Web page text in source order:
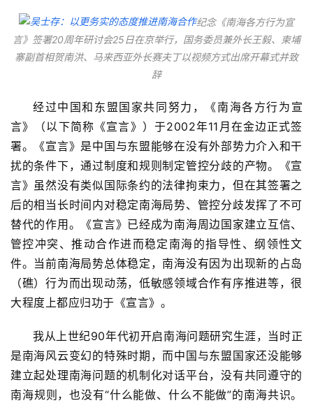
纪念《南海各方行为宣
言》签署20周年研讨会25日在京举行，国务委员兼外长王毅、柬埔
寨副首相贺南洪、马来西亚外长赛夫丁以视频方式出席开幕式并致
辞
经过中国和东盟国家共同努力，《南海各方行为宣
言》（以下简称《宣言》）于2002年11月在金边正式签
署。《宣言》是中国与东盟能够在没有外部势力介入和干
扰的条件下，通过制度和规则制定管控分歧的产物。《宣
言》虽然没有类似国际条约的法律拘束力，但在其签署之
后的相当长时间内对稳定南海局势、管控分歧发挥了不可
替代的作用。《宣言》已经成为南海周边国家建立互信、
管控冲突、推动合作进而稳定南海的指导性、纲领性文
件。当前南海局势总体稳定，南海没有因为出现新的占岛
（礁）行为而出现动荡，低敏感领域合作有序推进等，很
大程度上都应归功于《宣言》。
我从上世纪90年代初开启南海问题研究生涯，当时正
是南海风云变幻的特殊时期，而中国与东盟国家还没能够
建立起处理南海问题的机制化对话平台，没有共同遵守的
南海规则，也没有“什么能做、什么不能做”的南海共识。